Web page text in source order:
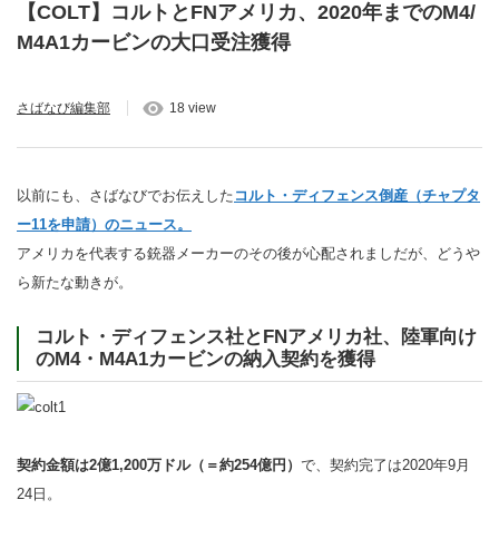
【COLT】コルトとFNアメリカ、2020年までのM4/
M4A1カービンの大口受注獲得
さばなび編集部 18 view
以前にも、さばなびでお伝えした コルト・ディフェンス倒産（チャプタ
ー11を申請）のニュース。
アメリカを代表する銃器メーカーのその後が心配されましだが、どうや
ら新たな動きが。
コルト・ディフェンス社とFNアメリカ社、陸軍向け
のM4・M4A1カービンの納入契約を獲得
契約金額は2億1,200万ドル（＝約254億円） で、契約完了は2020年9月
24日。